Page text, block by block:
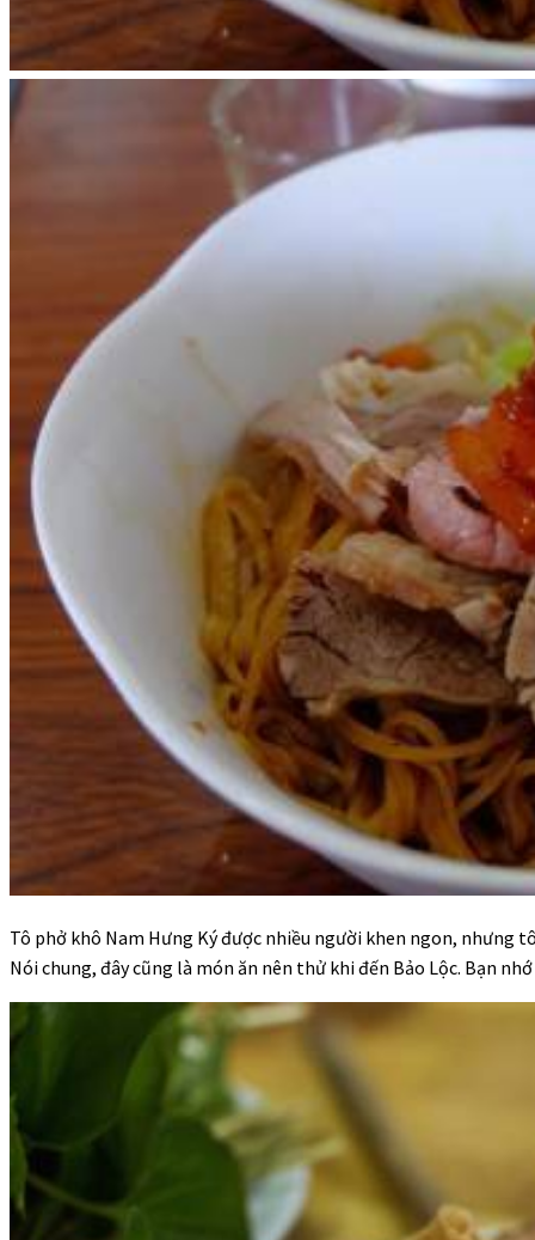
Tô phở khô Nam Hưng Ký được nhiều người khen ngon, nhưng
Nói chung, đây cũng là món ăn nên thử khi đến Bảo Lộc. Bạn